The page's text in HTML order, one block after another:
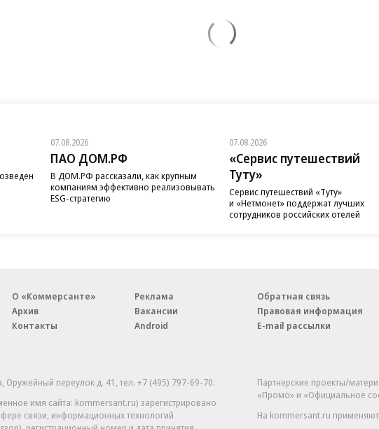
07.08.2026
ПАО ДОМ.РФ
В ДОМ.РФ рассказали, как крупным
компаниям эффективно реализовывать
ESG-стратегию
07.08.2026
«Сервис путешествий
Туту»
Сервис путешествий «Туту»
и «Нетмонет» поддержат лучших
сотрудников российских отелей
О «Коммерсанте»
Архив
Контакты
Реклама
Вакансии
Android
Обратная связь
Правовая информация
E-mail рассылки
Оружейный переулок д. 41,тел. +7 (495) 797-69-70.
имя сайта: kommersant.ru) зарегистрировано
связи, информационных технологий
Партнерские проекты/
«Промо» и «Официальное
На kommersant.ru